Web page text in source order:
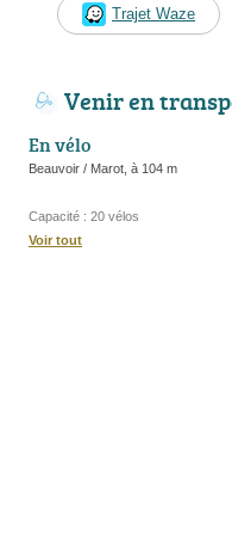
Trajet Waze
Venir en
En vélo
Beauvoir / Marot, à 104 m
Capacité : 20 vélos
Voir tout